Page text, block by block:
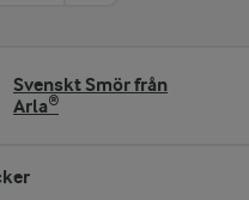
Svenskt Smör från
Arla®